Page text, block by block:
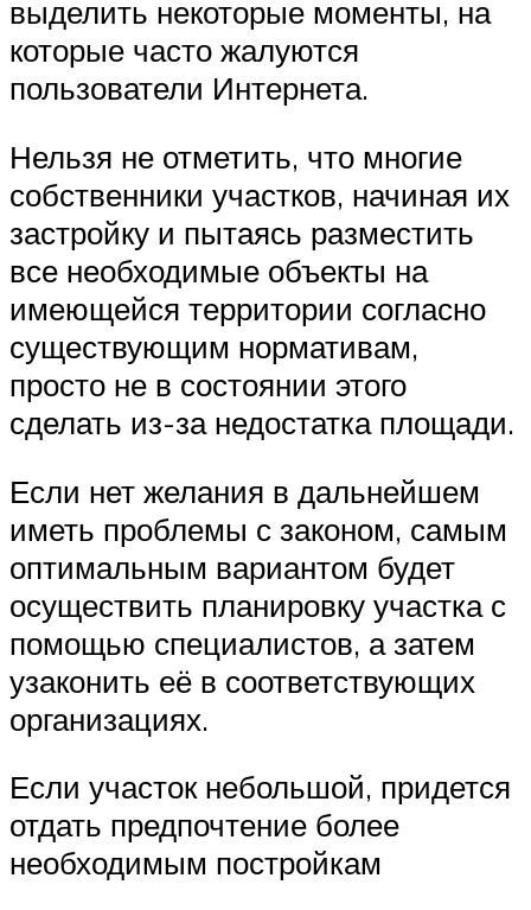
выделить некоторые моменты, на
которые часто жалуются
пользователи Интернета.
Нельзя не отметить, что многие
собственники участков, начиная их
застройку и пытаясь разместить
все необходимые объекты на
имеющейся территории согласно
существующим нормативам,
просто не в состоянии этого
сделать из-за недостатка площади.
Если нет желания в дальнейшем
иметь проблемы с законом, самым
оптимальным вариантом будет
осуществить планировку участка с
помощью специалистов, а затем
узаконить её в соответствующих
организациях.
Если участок небольшой, придется
отдать предпочтение более
необходимым постройкам